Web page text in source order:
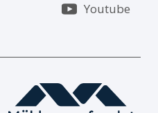
Youtube